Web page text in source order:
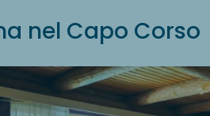
nel Capo Corso